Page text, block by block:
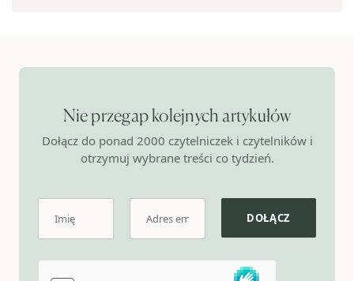
Nie przegap kolejnych artykułów
Dołącz do ponad 2000 czytelniczek i czytelników i
otrzymuj wybrane treści co tydzień.